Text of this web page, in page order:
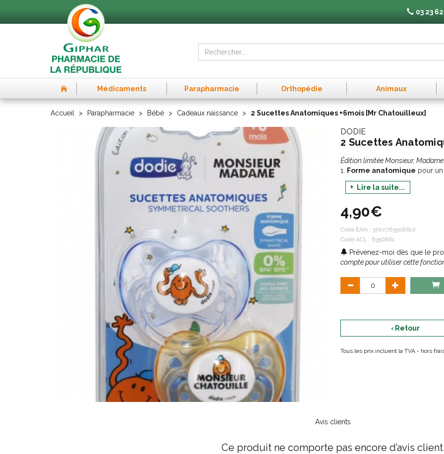
03 23
Médicaments Parapharmacie Orthopédie Animaux
Accueil Parapharmacie Bébé Cadeaux naissance 2 Sucettes Anatomiques +6mois [Mr Chatouilleux]
DODIE
2 Sucettes
Édition limitée Monsieur, Madame
1. Forme anatomique pour
Téterelle finequi favorise
4.Bouclier en tritan
Lire la suite...
4,90€
Code EAN : 3700763508610
Code ACL : 6350861
Prévenez-moi dès que le
compte pour utiliser cette
‹ Retour
Tous les prix incluent la TVA - hors
Avis clients
Ce produit ne comporte pas encore d’avis